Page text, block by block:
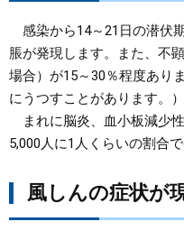
感染から14～21日の潜伏
脹が発現します。また、不
場合）が15～30％程度あり
にうつすことがあります。）
まれに脳炎、血小板減少
5,000人に1人くらいの割合
風しんの症状が